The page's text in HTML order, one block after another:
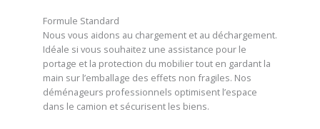
Formule Standard
Nous vous aidons au chargement et au déchargement.
Idéale si vous souhaitez une assistance pour le
portage et la protection du mobilier tout en gardant la
main sur l’emballage des effets non fragiles. Nos
déménageurs professionnels optimisent l’espace
dans le camion et sécurisent les biens.